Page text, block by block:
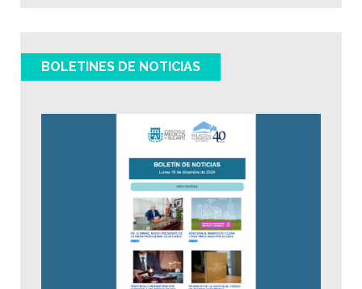
BOLETINES DE NOTICIAS